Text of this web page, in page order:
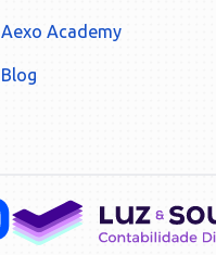
Aexo Academy
Blog